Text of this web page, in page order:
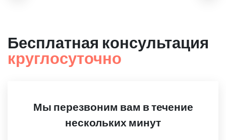
Бесплатная консультация
круглосуточно
Мы перезвоним вам в течение
нескольких минут